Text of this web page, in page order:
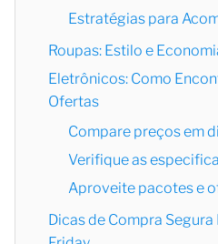
Estratégias para
Roupas: Estilo e
Eletrônicos: Como
Ofertas
Compare preços em
Verifique as
Aproveite pacotes e
Dicas de Compra